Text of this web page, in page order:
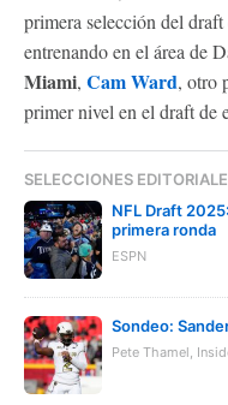
primera selección del
entrenando en el área de
Miami, Cam Ward, otro
primer nivel en el draft de
SELECCIONES
NFL Draft
primera ronda
ESPN
Sondeo:
Pete Thamel,